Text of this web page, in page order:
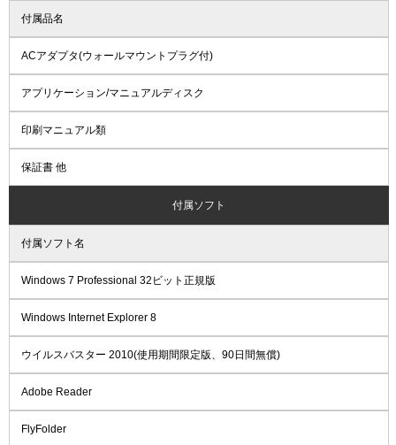
付属品名
ACアダプタ(ウォールマウントプラグ付)
アプリケーション/マニュアルディスク
印刷マニュアル類
保証書 他
付属ソフト
付属ソフト名
Windows 7 Professional 32ビット正規版
Windows Internet Explorer 8
ウイルスバスター 2010(使用期間限定版、90日間無償)
Adobe Reader
FlyFolder